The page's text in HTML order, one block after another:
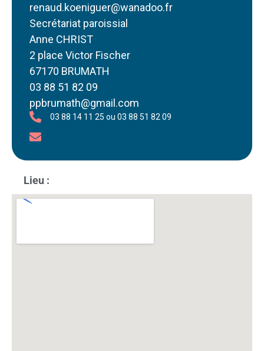
renaud.koeniguer@wanadoo.fr
Secrétariat paroissial
Anne CHRIST
2 place Victor Fischer
67170 BRUMATH
03 88 51 82 09
ppbrumath@gmail.com
03 88 14 11 25 ou 03 88 51 82 09
Lieu :